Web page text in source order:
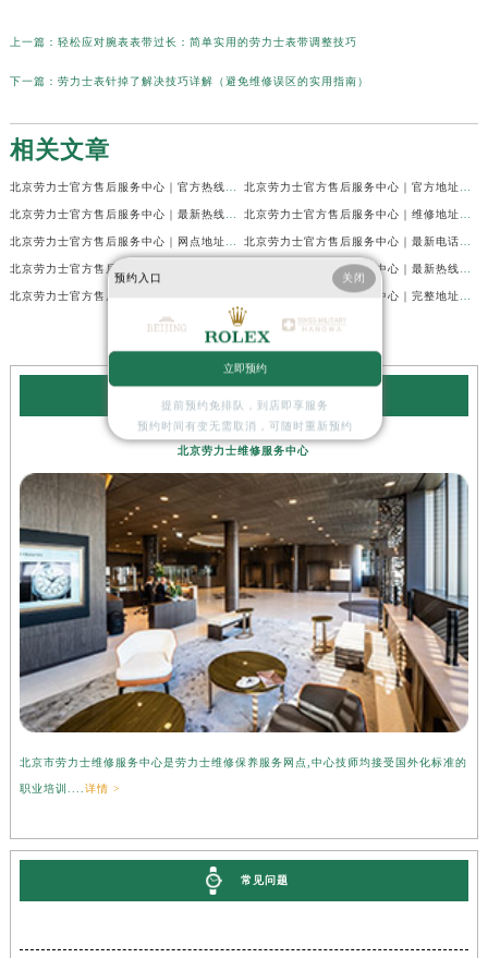
上一篇： 轻松应对腕表表带过长：简单实用的劳力士表带调整技巧
下一篇： 劳力士表针掉了解决技巧详解（避免维修误区的实用指南）
相关文章
北京劳力士维修服务中心
北京市劳力士维修服务中心是劳力士维修保养服务网点,中心技师均接受国外化标准的
职业培训....详情 >
常见问题
预约入口 关闭
立即预约
提前预约免排队，到店即享服务
预约时间有变无需取消，可随时重新预约